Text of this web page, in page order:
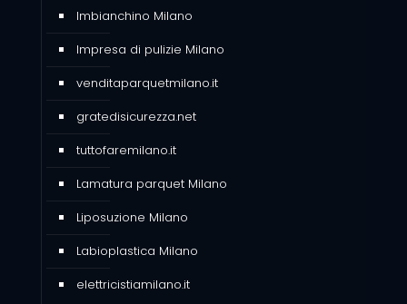
Imbianchino Milano
Impresa di pulizie Milano
venditaparquetmilano.it
gratedisicurezza.net
tuttofaremilano.it
Lamatura parquet Milano
Liposuzione Milano
Labioplastica Milano
elettricistiamilano.it